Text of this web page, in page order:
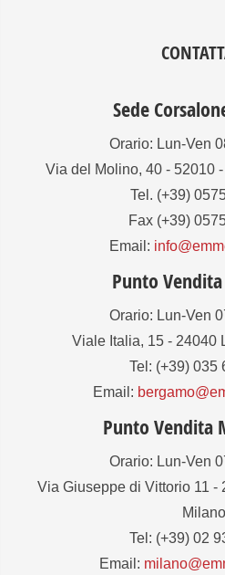
Sede
Orario: Lun-Ven
Via del Molino, 40 - 52010
Tel. (+39)
Fax (+39)
Email:
Punto
Orario: Lun-Ven
Viale Italia, 15 - 24040
Tel: (+39) 035
Email:
Punto Vendita
Orario: Lun-Ven
Via Giuseppe di Vittorio 11 -
Milano
Tel: (+39) 02
Email: